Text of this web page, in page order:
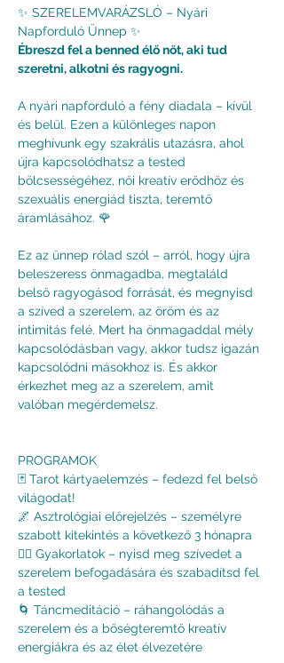
✨ SZERELEMVARÁZSLÓ – Nyári
Napforduló Ünnep ✨
Ébreszd fel a benned élő nőt, aki tud
szeretni, alkotni és ragyogni.
A nyári napforduló a fény diadala – kívül
és belül. Ezen a különleges napon
meghívunk egy szakrális utazásra, ahol
újra kapcsolódhatsz a tested
bölcsességéhez, női kreatív erődhöz és
szexuális energiád tiszta, teremtő
áramlásához. 🌹
Ez az ünnep rólad szól – arról, hogy újra
beleszeress önmagadba, megtaláld
belső ragyogásod forrását, és megnyisd
a szíved a szerelem, az öröm és az
intimitás felé. Mert ha önmagaddal mély
kapcsolódásban vagy, akkor tudsz igazán
kapcsolódni másokhoz is. És akkor
érkezhet meg az a szerelem, amit
valóban megérdemelsz.
PROGRAMOK
🃏 Tarot kártyaelemzés – fedezd fel belső
világodat!
🌌 Asztrológiai előrejelzés – személyre
szabott kitekintés a következő 3 hónapra
🧘‍♀️ Gyakorlatok – nyisd meg szívedet a
szerelem befogadására és szabadítsd fel
a tested
🌀 Táncmeditáció – ráhangolódás a
szerelem és a bőségteremtő kreatív
energiákra és az élet élvezetére